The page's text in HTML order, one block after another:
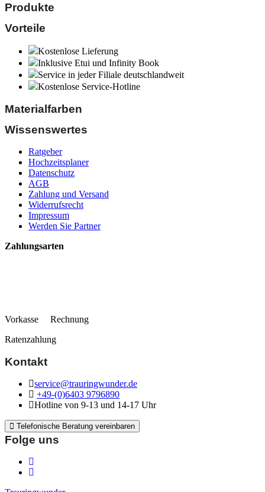
Produkte
Vorteile
Kostenlose Lieferung
Inklusive Etui und Infinity Book
Service in jeder Filiale deutschlandweit
Kostenlose Service-Hotline
Materialfarben
Wissenswertes
Ratgeber
Hochzeitsplaner
Datenschutz
AGB
Zahlung und Versand
Widerrufsrecht
Impressum
Werden Sie Partner
Zahlungsarten
Vorkasse Rechnung
Ratenzahlung
Kontakt
service@trauringwunder.de
+49-(0)6403 9796890
Hotline von 9-13 und 14-17 Uhr
Telefonische Beratung vereinbaren
Folge uns